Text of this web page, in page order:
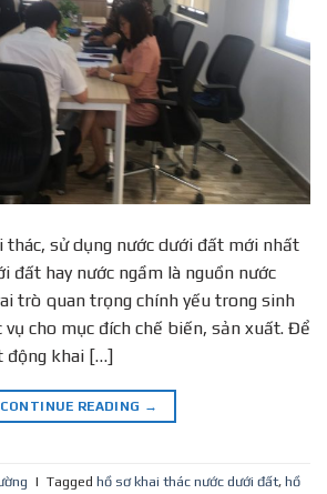
thác, sử dụng nước dưới đất mới nhất
đất hay nước ngầm là nguồn nước
trò quan trọng chính yếu trong sinh
cho mục đích chế biến, sản xuất. Để
động khai […]
CONTINUE READING →
| Tagged hồ sơ khai thác nước dưới đất, hồ